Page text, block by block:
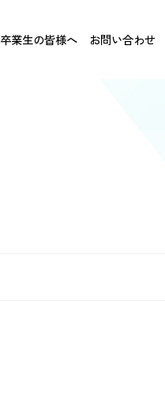
卒業生の皆様へ お問い合わせ